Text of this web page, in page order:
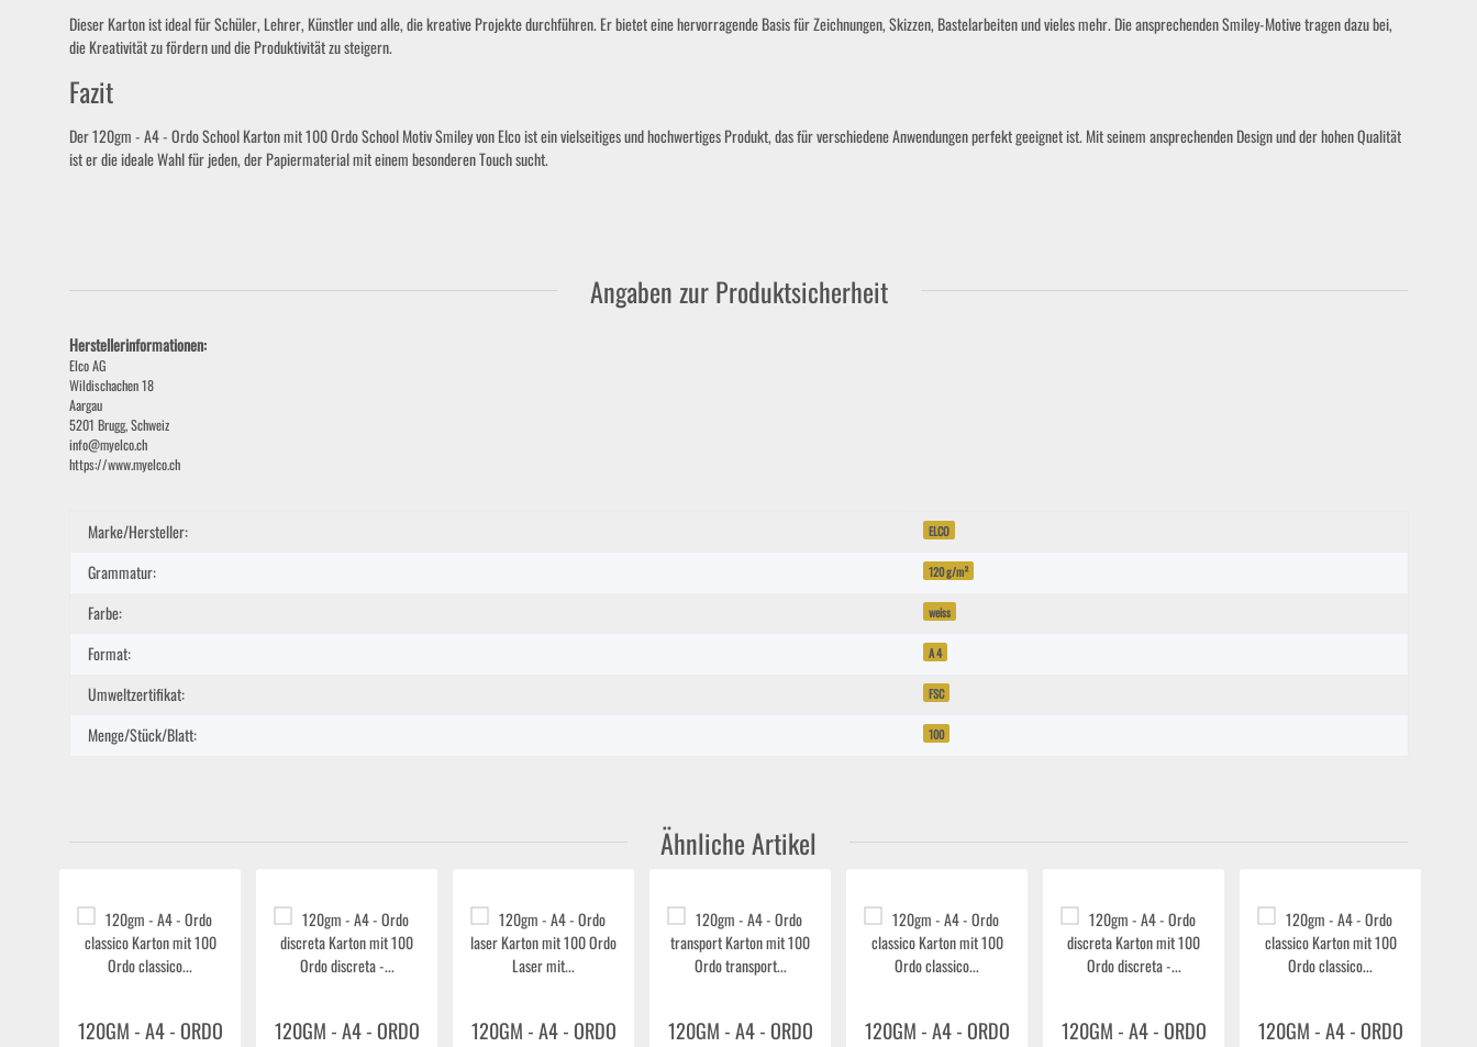
Dieser Karton ist ideal für Schüler, Lehrer, Künstler und alle, die kreative Projekte durchführen. Er bietet eine hervorragende Basis für Zeichnungen, Skizzen, Bastelarbeiten und vieles mehr. Die ansprechenden Smiley-Motive tragen dazu bei,
die Kreativität zu fördern und die Produktivität zu steigern.
Fazit
Der 120gm - A4 - Ordo School Karton mit 100 Ordo School Motiv Smiley von Elco ist ein vielseitiges und hochwertiges Produkt, das für verschiedene Anwendungen perfekt geeignet ist. Mit seinem ansprechenden Design und der hohen Qualität
ist er die ideale Wahl für jeden, der Papiermaterial mit einem besonderen Touch sucht.
Angaben zur Produktsicherheit
Herstellerinformationen:
Elco AG
Wildischachen 18
Aargau
5201 Brugg, Schweiz
info@myelco.ch
https://www.myelco.ch
Produkteigenschaft
Wert
Marke/Hersteller: ELCO
Grammatur: 120 g/m²
Farbe: weiss
Format: A 4
Umweltzertifikat: FSC
Menge/Stück/Blatt: 100
Ähnliche Artikel
120GM - A4 - ORDO
120GM - A4 - ORDO
120GM - A4 - ORDO
120GM - A4 - ORDO
120GM - A4 - ORDO
120GM - A4 - ORDO
120GM - A4 - ORDO